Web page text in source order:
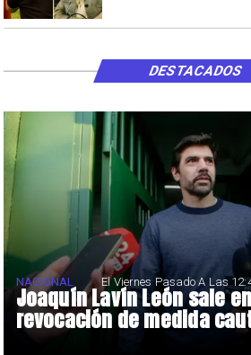
Joaquín Lavín León sale
revocación de medida
NACIONAL El Viernes Pasado A Las
DESTACADOS